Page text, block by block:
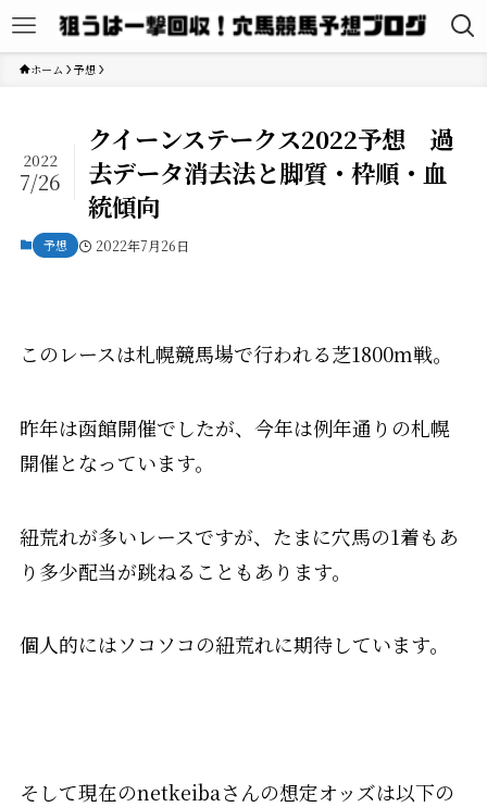
ホーム 予想
クイーンステークス2022予想 過
去データ消去法と脚質・枠順・血
統傾向
2022
7/26
予想 2022年7月26日
このレースは札幌競馬場で行われる芝1800m戦。
昨年は函館開催でしたが、今年は例年通りの札幌
開催となっています。
紐荒れが多いレースですが、たまに穴馬の1着もあ
り多少配当が跳ねることもあります。
個人的にはソコソコの紐荒れに期待しています。
そして現在のnetkeibaさんの想定オッズは以下の